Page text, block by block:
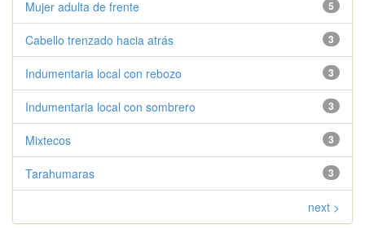
5
Mujer adulta de frente
3
Cabello trenzado hacia atrás
3
Indumentaria local con rebozo
3
Indumentaria local con sombrero
3
Mixtecos
3
Tarahumaras
next >